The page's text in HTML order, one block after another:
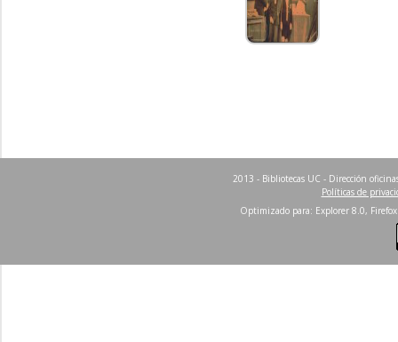
2013 - Bibliotecas UC - Dirección
Políticas de
Optimizado para: Explorer 8.0,